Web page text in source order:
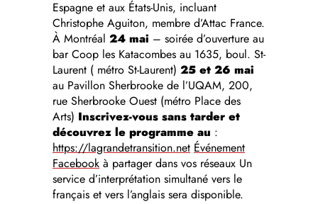
Espagne et aux États-Unis, incluant
Christophe Aguiton, membre d’Attac France.
À Montréal 24 mai – soirée d’ouverture au
bar Coop les Katacombes au 1635, boul. St-
Laurent ( métro St-Laurent) 25 et 26 mai
au Pavillon Sherbrooke de l’UQAM, 200,
rue Sherbrooke Ouest (métro Place des
Arts) Inscrivez-vous sans tarder et
découvrez le programme au :
https://lagrandetransition.net Événement
Facebook à partager dans vos réseaux Un
service d’interprétation simultané vers le
français et vers l’anglais sera disponible.